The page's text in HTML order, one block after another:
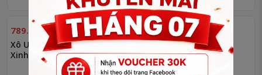
789.000₫
Xô Ướp Rượu 2 Lớp Bếp
Xinh
799.000₫
Ca Inox Bếp Xinh